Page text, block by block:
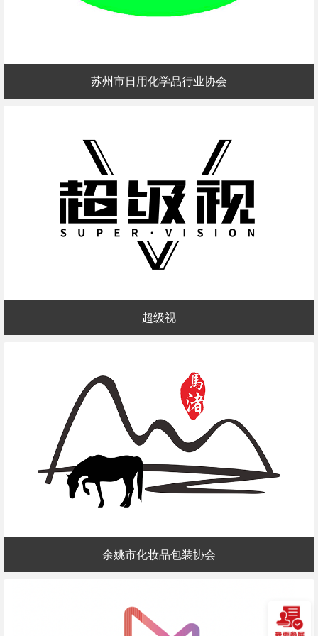
苏州市日用化学品行业协会
超级视
余姚市化妆品包装协会